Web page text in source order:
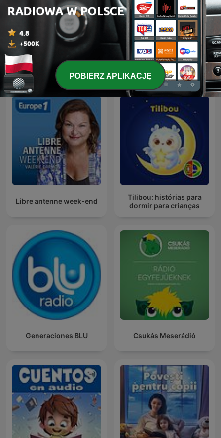
Bajki opowiadane przez
dzieci
Bajki dla Naszka
[PODCAST]
Międzynarodowe podcasty: Familijne
Libre antenne week-end
Tilibou: histórias para
dormir para crianças
Generaciones BLU Csukás Meserádió
POBIERZ APLIKACJĘ